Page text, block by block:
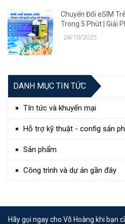
Chuyển Đổi eSIM
Trong 5 Phút | Giải
24/10/2025
DANH MỤC TIN TỨC
TIn tức và khuyến mại
Hỗ trợ kỹ thuật - config sản
Sản phẩm
Công trình và dự án gần đây
Hãy gọi ngay cho Võ Hoàng khi bạn